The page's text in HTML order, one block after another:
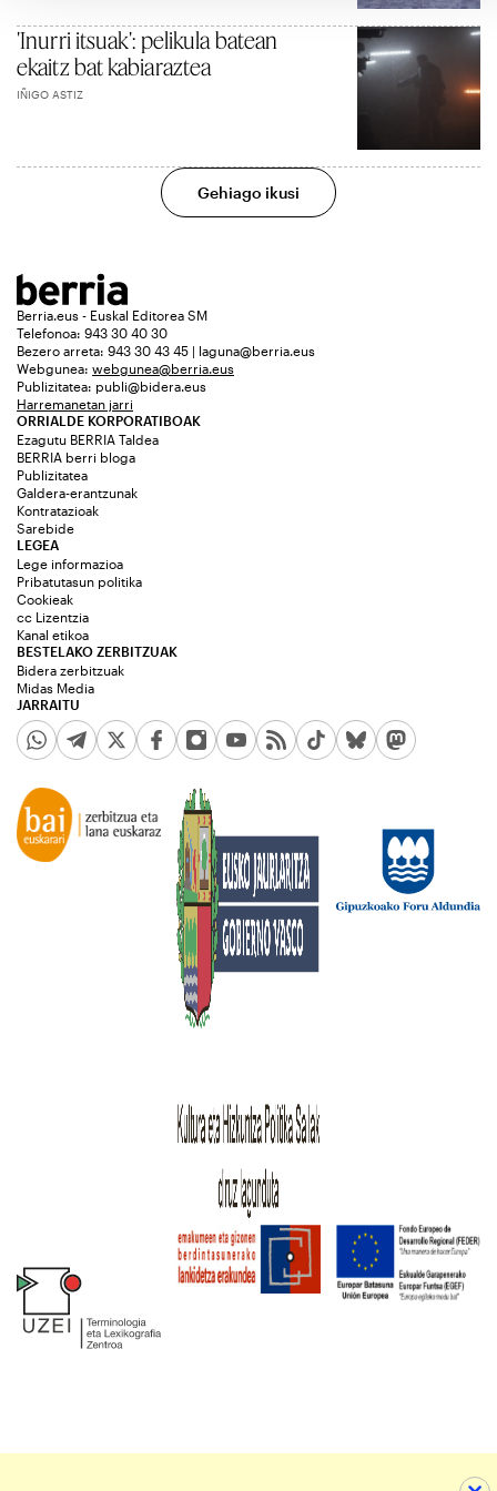
'Inurri itsuak': pelikula batean
ekaitz bat kabiaraztea
IÑIGO ASTIZ
Gehiago ikusi
Berria.eus - Euskal Editorea SM
Telefonoa: 943 30 40 30
Bezero arreta: 943 30 43 45 | laguna@berria.eus
Webgunea: webgunea@berria.eus
Publizitatea: publi@bidera.eus
Harremanetan jarri
ORRIALDE KORPORATIBOAK
Ezagutu BERRIA Taldea
BERRIA berri bloga
Publizitatea
Galdera-erantzunak
Kontratazioak
Sarebide
JARRAITU
LEGEA
Lege informazioa
Pribatutasun politika
Cookieak
cc Lizentzia
Kanal etikoa
BESTELAKO ZERBITZUAK
Bidera zerbitzuak
Midas Media